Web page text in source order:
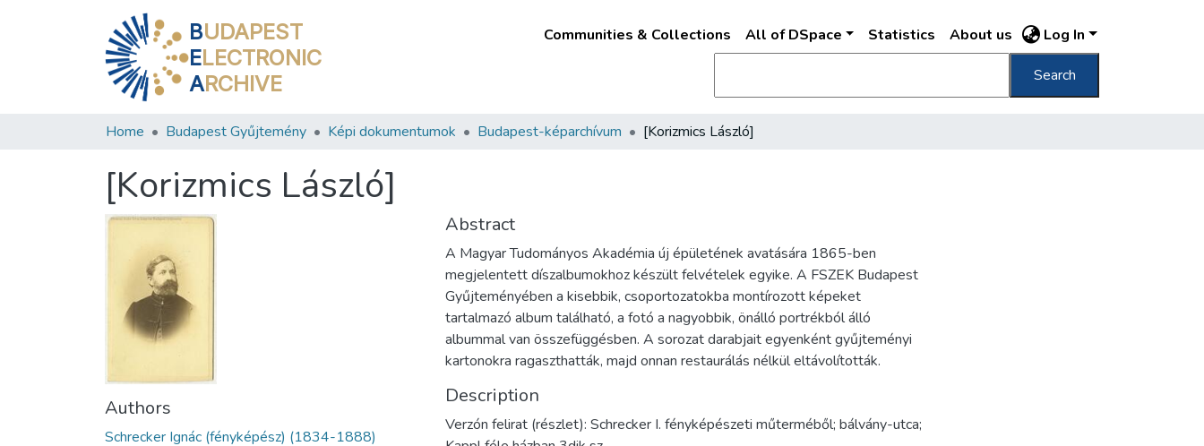
BUDAPEST
ELECTRONIC
ARCHIVE
Communities & Collections All of DSpace Statistics About us Log In
Search
Home Budapest Gyűjtemény Képi dokumentumok Budapest-képarchívum [Korizmics László]
[Korizmics László]
Authors
Schrecker Ignác (fényképész) (1834-1888)
Abstract
A Magyar Tudományos Akadémia új épületének avatására 1865-ben
megjelentett díszalbumokhoz készült felvételek egyike. A FSZEK Budapest
Gyűjteményében a kisebbik, csoportozatokba montírozott képeket
tartalmazó album található, a fotó a nagyobbik, önálló portrékból álló
albummal van összefüggésben. A sorozat darabjait egyenként gyűjteményi
kartonokra ragaszthatták, majd onnan restaurálás nélkül eltávolították.
Description
Verzón felirat (részlet): Schrecker I. fényképészeti műterméből; bálvány-utca;